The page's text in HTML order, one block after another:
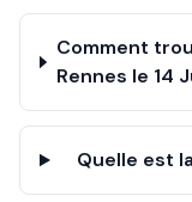
Comment
Rennes le 14
Quelle est